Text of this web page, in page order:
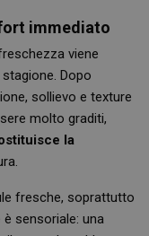
immediato
viene
Dopo
sollievo e texture
molto graditi,
la
fresche, soprattutto
sensoriale: una